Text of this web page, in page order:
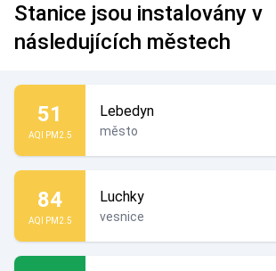
Stanice jsou instalovány v
následujících městech
51
AQI PM2.5
Lebedyn
město
84
AQI PM2.5
Luchky
vesnice